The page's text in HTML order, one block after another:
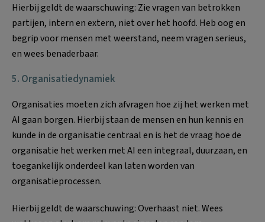
Hierbij geldt de waarschuwing: Zie vragen van betrokken
partijen, intern en extern, niet over het hoofd. Heb oog en
begrip voor mensen met weerstand, neem vragen serieus,
en wees benaderbaar.
5. Organisatiedynamiek
Organisaties moeten zich afvragen hoe zij het werken met
AI gaan borgen. Hierbij staan de mensen en hun kennis en
kunde in de organisatie centraal en is het de vraag hoe de
organisatie het werken met AI een integraal, duurzaan, en
toegankelijk onderdeel kan laten worden van
organisatieprocessen.
Hierbij geldt de waarschuwing: Overhaast niet. Wees